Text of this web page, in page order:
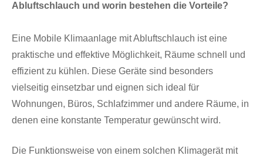
Abluftschlauch und worin bestehen die Vorteile?
Eine Mobile Klimaanlage mit Abluftschlauch ist eine
praktische und effektive Möglichkeit, Räume schnell und
effizient zu kühlen. Diese Geräte sind besonders
vielseitig einsetzbar und eignen sich ideal für
Wohnungen, Büros, Schlafzimmer und andere Räume, in
denen eine konstante Temperatur gewünscht wird.
Die Funktionsweise von einem solchen Klimagerät mit